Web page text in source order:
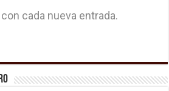
cada nueva entrada.